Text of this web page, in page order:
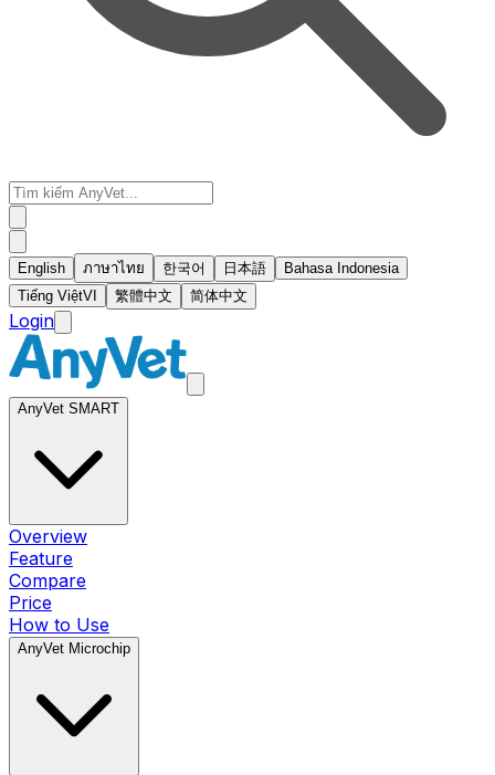
English ภาษาไทย 한국어 日本語
Bahasa Indonesia
Tiếng ViệtVI 繁體中文 简体中文
Login
AnyVet SMART
Overview
Feature
Compare
Price
How to Use
AnyVet Microchip